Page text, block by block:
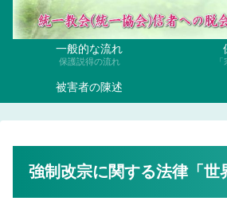
一般的な流れ
保護説得の流れ
被害者の陳述
強制改宗に関する法律「世